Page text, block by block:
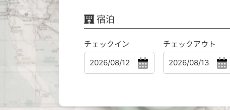
宿泊
チェックイン チェックアウト